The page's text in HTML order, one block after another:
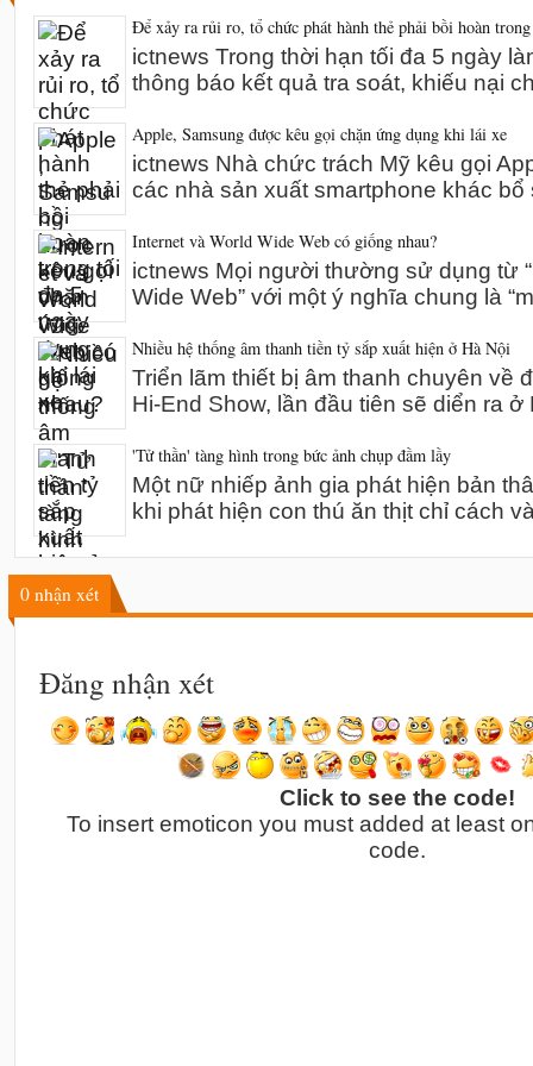
Để xảy ra rủi ro, tổ chức phát hành thẻ phải bồi hoàn
ictnews Trong thời hạn tối đa 5 ngày
thông báo kết quả tra soát, khiếu nại
Apple, Samsung được kêu gọi chặn ứng dụng khi lái xe
ictnews Nhà chức trách Mỹ kêu gọi
các nhà sản xuất smartphone khác bổ
Internet và World Wide Web có giống nhau?
ictnews Mọi người thường sử dụng từ
Wide Web” với một ý nghĩa chung là
Nhiều hệ thống âm thanh tiền tỷ sắp xuất hiện ở Hà Nội
Triển lãm thiết bị âm thanh chuyên về
Hi-End Show, lần đầu tiên sẽ diển ra
'Tử thần' tàng hình trong bức ảnh chụp đầm lầy
Một nữ nhiếp ảnh gia phát hiện bản
khi phát hiện con thú ăn thịt chỉ cách
0 nhận xét
Đăng nhận xét
Click to see the code!
To insert emoticon you must added at least
code.